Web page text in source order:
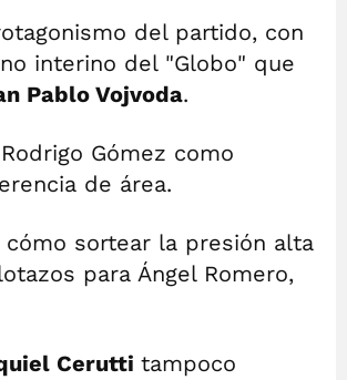
del partido, con
interino del "Globo" que
Pablo Vojvoda.
Gómez como
de área.
sortear la presión alta
para Ángel Romero,
Cerutti tampoco